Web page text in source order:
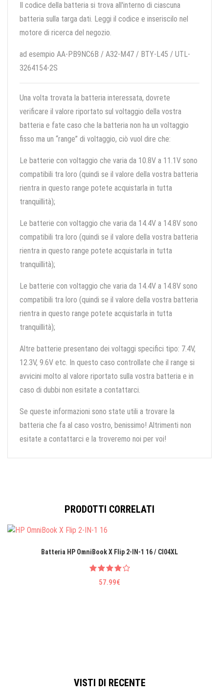
Il codice della batteria si trova all'interno di ciascuna
batteria sulla targa dati. Leggi il codice e inseriscilo nel
motore di ricerca del negozio.
ad esempio AA-PB9NC6B / A32-M47 / BTY-L45 / UTL-
3264154-2S
Una volta trovata la batteria interessata, dovrete
verificare il valore riportato sul voltaggio della vostra
batteria e fate caso che la batteria non ha un voltaggio
fisso ma un “range” di voltaggio, ciò vuol dire che:
Le batterie con voltaggio che varia da 10.8V a 11.1V sono
compatibili tra loro (quindi se il valore della vostra batteria
rientra in questo range potete acquistarla in tutta
tranquillità);
Le batterie con voltaggio che varia da 14.4V a 14.8V sono
compatibili tra loro (quindi se il valore della vostra batteria
rientra in questo range potete acquistarla in tutta
tranquillità);
Le batterie con voltaggio che varia da 14.4V a 14.8V sono
compatibili tra loro (quindi se il valore della vostra batteria
rientra in questo range potete acquistarla in tutta
tranquillità);
Altre batterie presentano dei voltaggi specifici tipo: 7.4V,
12.3V, 9.6V etc. In questo caso controllate che il range si
avvicini molto al valore riportato sulla vostra batteria e in
caso di dubbi non esitate a contattarci.
Se queste informazioni sono state utili a trovare la
batteria che fa al caso vostro, benissimo! Altrimenti non
esitate a contattarci e la troveremo noi per voi!
PRODOTTI CORRELATI
Batteria HP OmniBook X Flip 2-IN-1 16 / CI04XL
57.99€
VISTI DI RECENTE